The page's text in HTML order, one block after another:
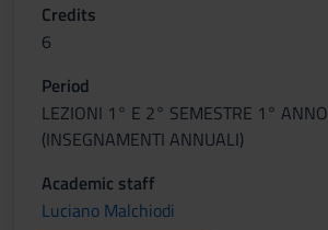
Credits
6
Period
LEZIONI 1° E 2° SEMESTRE 1° ANNO
(INSEGNAMENTI ANNUALI)
Academic staff
Luciano Malchiodi